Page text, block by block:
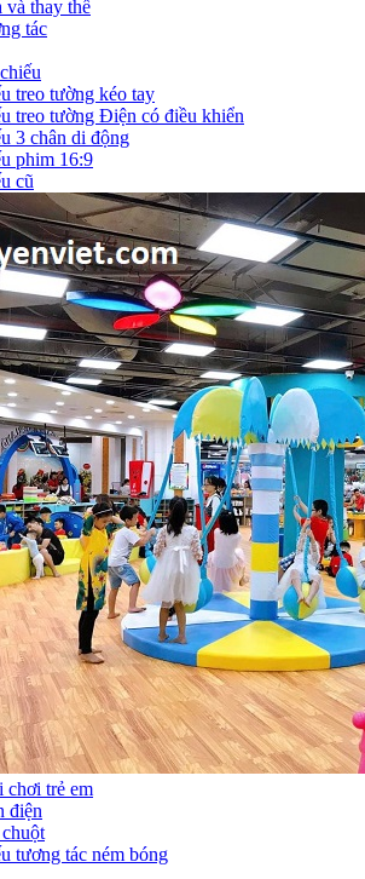
và thay thế
tác
treo tường kéo tay
treo tường Điện có điều khiển
3 chân di động
phim 16:9
cũ
chơi trẻ em
điện
tương tác ném bóng